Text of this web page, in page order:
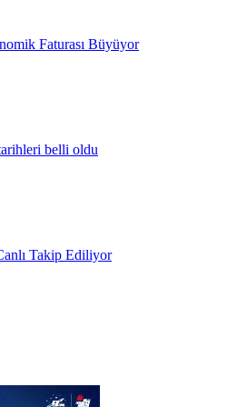
Faturası Büyüyor
belli oldu
Takip Ediliyor